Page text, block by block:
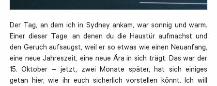
Der Tag, an dem ich in Sydney ankam, war sonnig und warm.
Einer dieser Tage, an denen du die Haustür aufmachst und
den Geruch aufsaugst, weil er so etwas wie einen Neuanfang,
eine neue Jahreszeit, eine neue Ära in sich trägt. Das war der
15. Oktober – jetzt, zwei Monate später, hat sich einiges
getan hier, wie ihr euch sicherlich vorstellen könnt. Ich will